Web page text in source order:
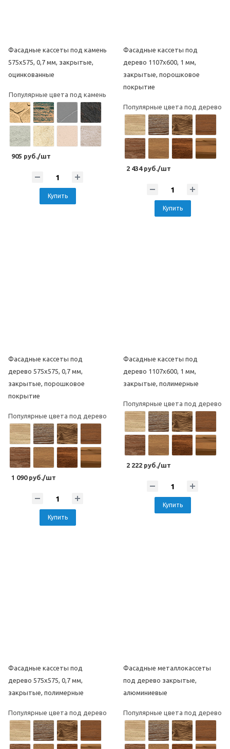
Фасадные кассеты под камень
575х575, 0,7 мм, закрытые,
оцинкованные
Популярные цвета под камень
905 руб./шт
Купить
Фасадные кассеты под
дерево 1107х600, 1 мм,
закрытые, порошковое
покрытие
Популярные цвета под дерево
2 434 руб./шт
Купить
Фасадные кассеты под
дерево 575х575, 0,7 мм,
закрытые, порошковое
покрытие
Популярные цвета под дерево
1 090 руб./шт
Купить
Фасадные кассеты под
дерево 1107х600, 1 мм,
закрытые, полимерные
Популярные цвета под дерево
2 222 руб./шт
Купить
Фасадные кассеты под
дерево 575х575, 0,7 мм,
закрытые, полимерные
Популярные цвета под дерево
Фасадные металлокассеты
под дерево закрытые,
алюминиевые
Популярные цвета под дерево